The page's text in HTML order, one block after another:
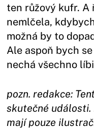
ten růžový kufr. A
nemlčela,
možná by to
Ale aspoň bych
nechá všechno
pozn. redakce:
skutečné
mají pouze